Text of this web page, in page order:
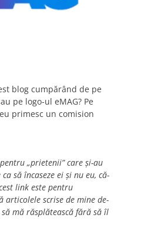
blog cumpărând de pe
pe logo-ul eMAG? Pe
primesc un comision
„prietenii” care și-au
să încaseze ei și nu eu, că-
link este pentru
articolele scrise de mine de-
mă răsplătească fără să îl